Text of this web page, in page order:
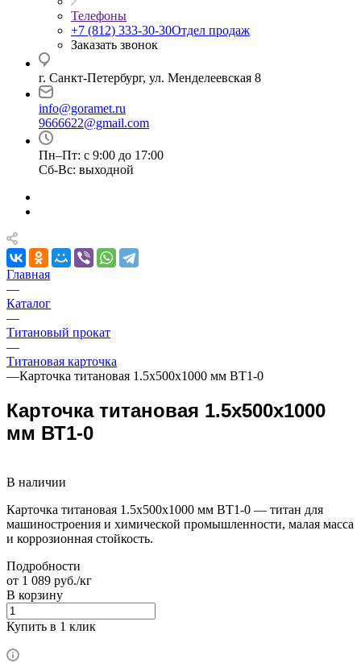
Телефоны
+7 (812) 333-30-30Отдел продаж
Заказать звонок
г. Санкт-Петербург, ул. Менделеевская 8
info@goramet.ru
9666622@gmail.com
Пн–Пт: с 9:00 до 17:00
Сб-Вс: выходной
Главная
—
Каталог
—
Титановый прокат
—
Титановая карточка
—Карточка титановая 1.5х500х1000 мм ВТ1-0
Карточка титановая 1.5х500х1000
мм ВТ1-0
В наличии
Карточка титановая 1.5х500х1000 мм ВТ1-0 — титан для
машиностроения и химической промышленности, малая масса
и коррозионная стойкость.
Подробности
от 1 089 руб./кг
В корзину
Купить в 1 клик